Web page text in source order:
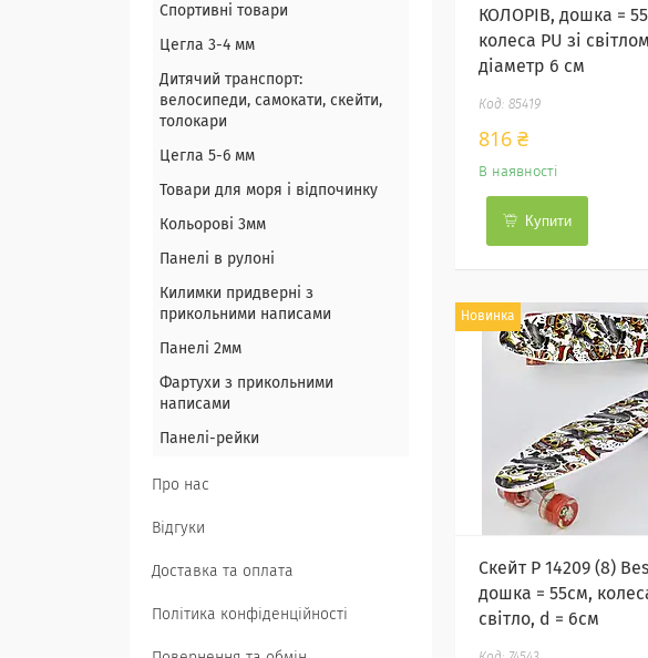
КОЛОРІВ, дошка =
колеса PU зі
діаметр 6 см
85419
816 ₴
В наявності
Купити
Новинка
Скейт Р 14209 (8)
дошка = 55см,
світло, d = 6см
Спортивні товари
Цегла 3-4 мм
Дитячий транспорт:
велосипеди, самокати, скейти,
толокари
Цегла 5-6 мм
Товари для моря і відпочинку
Кольорові 3мм
Панелі в рулоні
Килимки придверні з
прикольними написами
Панелі 2мм
Фартухи з прикольними
написами
Панелі-рейки
Про нас
Відгуки
Доставка та оплата
Політика конфіденційності